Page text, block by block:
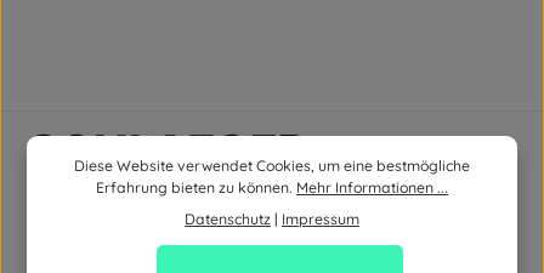
Diese Website verwendet Cookies, um eine bestmögliche
Erfahrung bieten zu können. Mehr Informationen ...
Datenschutz | Impressum